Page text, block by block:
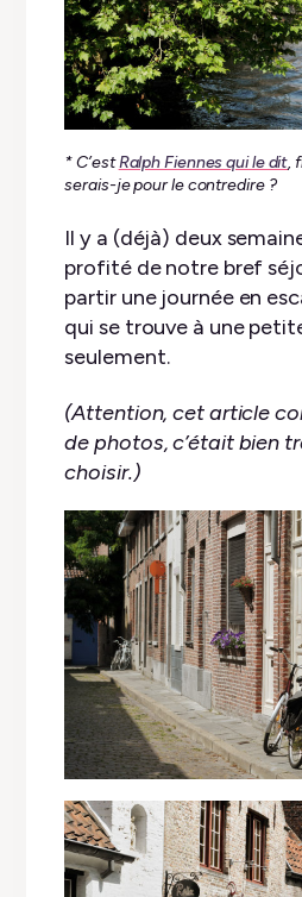
* C’estRalph Fiennes qui le dit,
serais-je pour le contredire ?
Il y a (déjà) deux
profité de notre bref
partir une journée en
qui se trouve à une
seulement.
(Attention, cet article
de photos, c’était bien
choisir.)